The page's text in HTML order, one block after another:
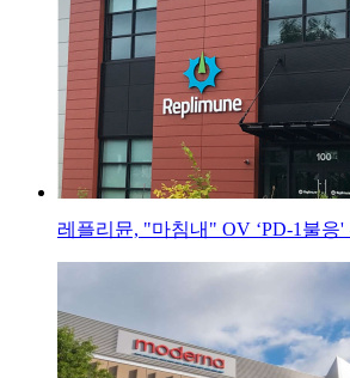
레플리뮨, "마침내" OV ‘PD-1불